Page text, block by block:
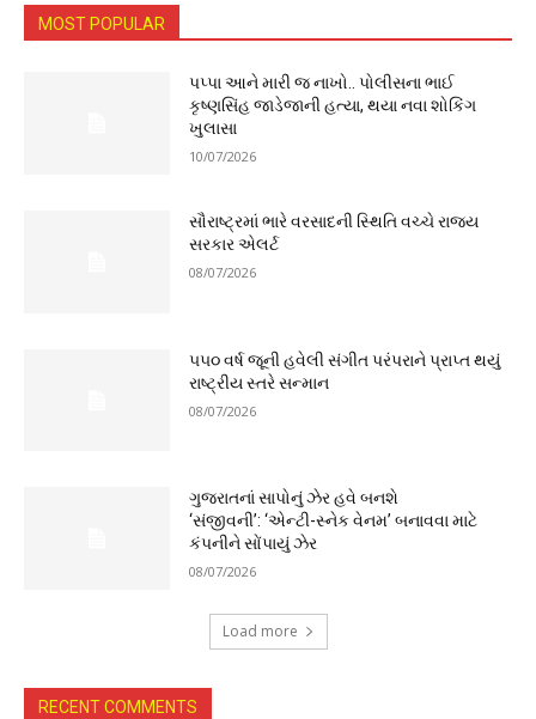
MOST POPULAR
પપ્પા આને મારી જ નાખો.. પોલીસના ભાઈ
કૃષ્ણસિંહ જાડેજાની હત્યા, થયા નવા શોકિંગ
ખુલાસા
10/07/2026
સૌરાષ્ટ્રમાં ભારે વરસાદની સ્થિતિ વચ્ચે રાજ્ય
સરકાર એલર્ટ
08/07/2026
૫૫૦ વર્ષ જૂની હવેલી સંગીત પરંપરાને પ્રાપ્ત થયું
રાષ્ટ્રીય સ્તરે સન્માન
08/07/2026
ગુજરાતનાં સાપોનું ઝેર હવે બનશે
‘સંજીવની’: ‘એન્ટી-સ્નેક વેનમ’ બનાવવા માટે
કંપનીને સોંપાયું ઝેર
08/07/2026
Load more
RECENT COMMENTS